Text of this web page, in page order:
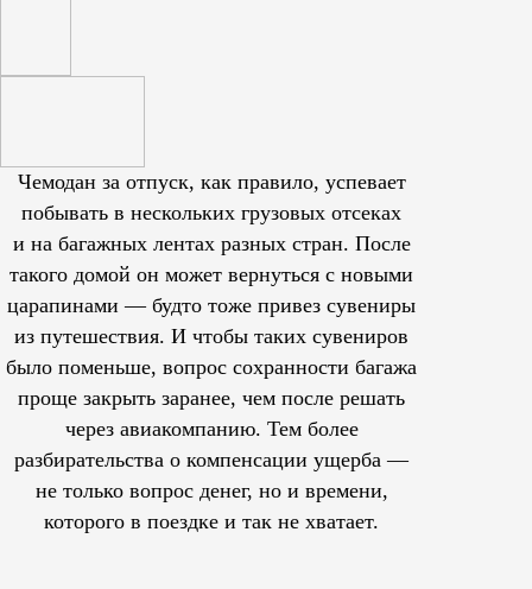
Чемодан за отпуск, как правило, успевает
побывать в нескольких грузовых отсеках
и на багажных лентах разных стран. После
такого домой он может вернуться с новыми
царапинами — будто тоже привез сувениры
из путешествия. И чтобы таких сувениров
было поменьше, вопрос сохранности багажа
проще закрыть заранее, чем после решать
через авиакомпанию. Тем более
разбирательства о компенсации ущерба —
не только вопрос денег, но и времени,
которого в поездке и так не хватает.